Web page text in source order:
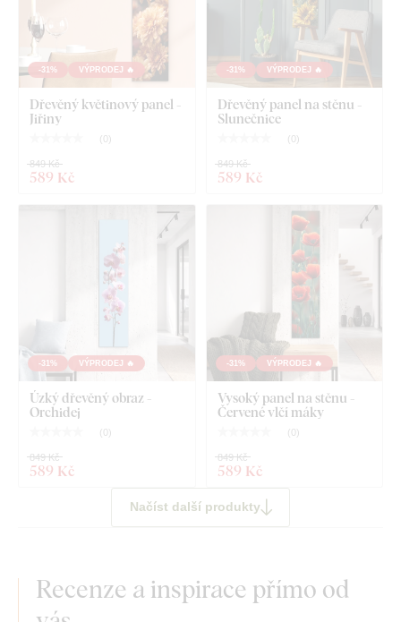
Poznámka
: Uvedené rozměry jsou rozměry po nalepení na
stěnu jako na ilustračním obrázku.
-31% VÝPRODEJ 🔥
Dřevěný květinový panel -
Jiřiny
( 0 )
589 Kč
849 Kč
-31% VÝPRODEJ 🔥
Dřevěný panel na stěnu -
Slunečnice
( 0 )
589 Kč
849 Kč
-31% VÝPRODEJ 🔥
Úzký dřevěný obraz -
Orchidej
( 0)
589 Kč
849 Kč
-31% VÝPRODEJ 🔥
Vysoký panel na stěnu -
Červené vlčí máky
( 0)
589 Kč
849 Kč
Načíst další produkty
Recenze a inspirace přímo od